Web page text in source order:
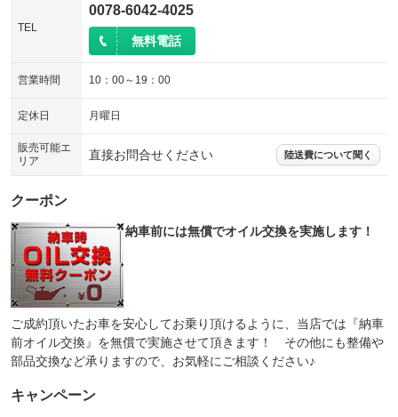
TEL
0078-6042-4025
無料電話
営業時間 10：00～19：00
定休日 月曜日
販売可能エ
リア
直接お問合せください 陸送費について聞く
クーポン
納車前には無償でオイル交換を実施します！
ご成約頂いたお車を安心してお乗り頂けるように、当店では『納車
前オイル交換』を無償で実施させて頂きます！ その他にも整備や
部品交換など承りますので、お気軽にご相談ください♪
キャンペーン